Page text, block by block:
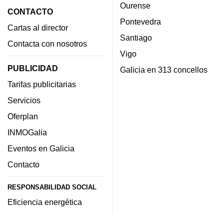
CONTACTO
Cartas al director
Contacta con nosotros
PUBLICIDAD
Tarifas publicitarias
Servicios
Oferplan
INMOGalia
Eventos en Galicia
Contacto
RESPONSABILIDAD SOCIAL
Eficiencia energética
Ourense
Pontevedra
Santiago
Vigo
Galicia en 313 concellos